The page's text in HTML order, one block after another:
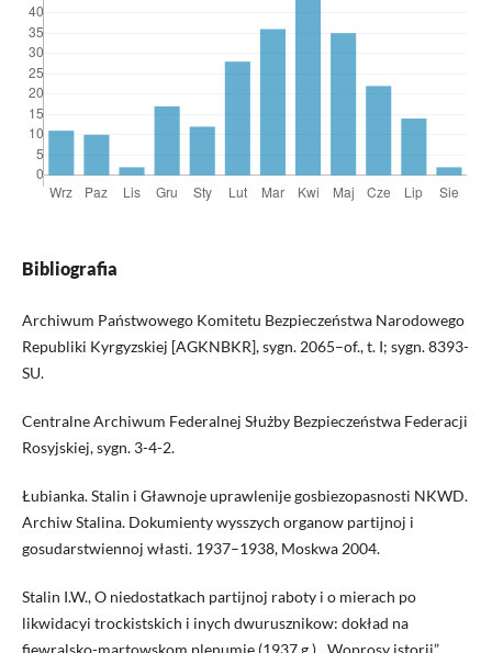
Bibliografia
Archiwum Państwowego Komitetu Bezpieczeństwa Narodowego
Republiki Kyrgyzskiej [AGKNBKR], sygn. 2065–оf., t. I; sygn. 8393-
SU.
Centralne Archiwum Federalnej Służby Bezpieczeństwa Federacji
Rosyjskiej, sygn. 3-4-2.
Łubianka. Stalin i Gławnoje uprawlenije gosbiezopasnosti NKWD.
Archiw Stalina. Dokumienty wysszych organow partijnoj i
gosudarstwiennoj własti. 1937–1938, Moskwa 2004.
Stalin I.W., O niedostatkach partijnoj raboty i o mierach po
likwidacyi trockistskich i inych dwurusznikow: dokład na